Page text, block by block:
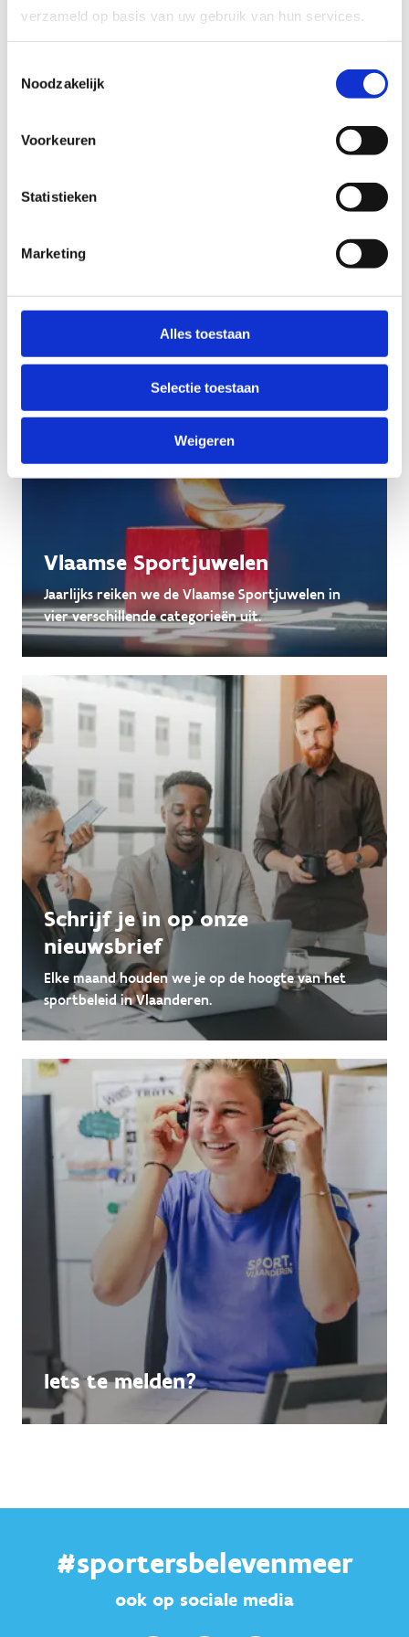
verzameld op basis van uw gebruik van hun services.
Noodzakelijk
Voorkeuren
Statistieken
Marketing
Alles toestaan
Selectie toestaan
Weigeren
Strategische visienota
Meer mensen naar de sport en meer sport en
Vlaamse Sportjuwelen
Jaarlijks reiken we de Vlaamse Sportjuwelen in
vier verschillende categorieën uit.
Schrijf je in op onze
nieuwsbrief
Elke maand houden we je op de hoogte van het
sportbeleid in Vlaanderen.
Iets te melden?
#sportersbelevenmeer
ook op sociale media